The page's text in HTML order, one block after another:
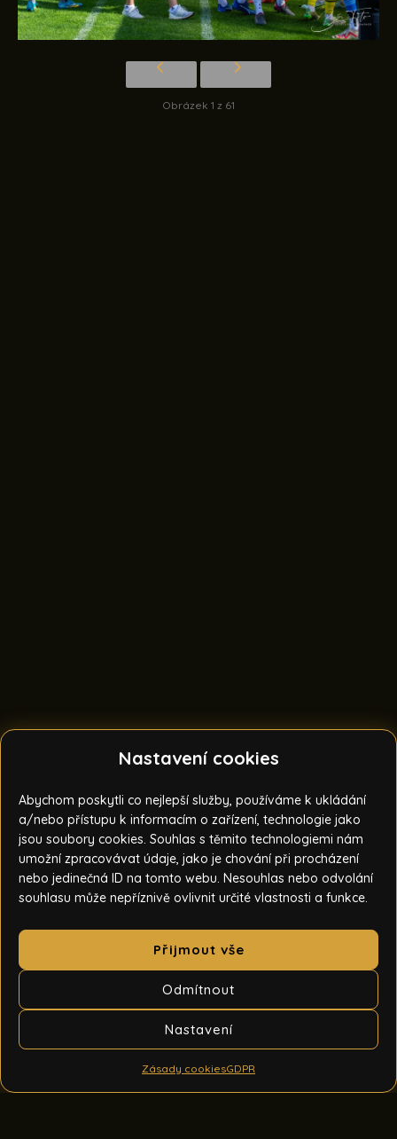
Nastavení cookies
Abychom poskytli co nejlepší služby, používáme k ukládání
a/nebo přístupu k informacím o zařízení, technologie jako
jsou soubory cookies. Souhlas s těmito technologiemi nám
umožní zpracovávat údaje, jako je chování při procházení
nebo jedinečná ID na tomto webu. Nesouhlas nebo odvolání
souhlasu může nepříznivě ovlivnit určité vlastnosti a funkce.
Přijmout vše
Odmítnout
Nastavení
Zásady cookiesGDPR
Obrázek 1 z 61